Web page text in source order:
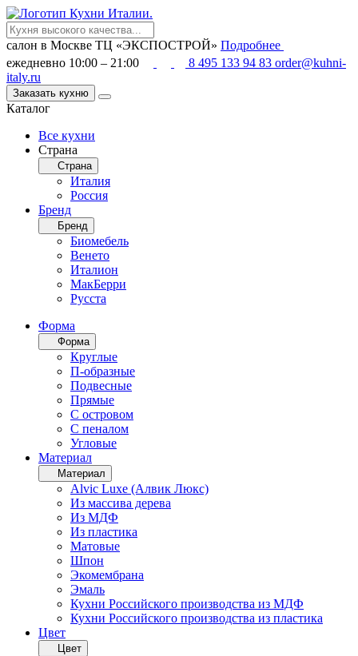
салон в Москве ТЦ «ЭКСПОСТРОЙ» Подробнее
ежедневно 10:00 – 21:00
8 495 133 94 83 order@kuhni-
italy.ru
Заказать кухню
Каталог
Все кухни
Страна
Страна
Италия
Россия
Бренд
Бренд
Биомебель
Венето
Италион
МакБерри
Русста
Форма
Форма
Круглые
П-образные
Подвесные
Прямые
С островом
С пеналом
Угловые
Материал
Материал
Alvic Luxe (Алвик Люкс)
Из массива дерева
Из МДФ
Из пластика
Матовые
Шпон
Экомембрана
Эмаль
Кухни Российского производства из МДФ
Кухни Российского производства из пластика
Цвет
Цвет